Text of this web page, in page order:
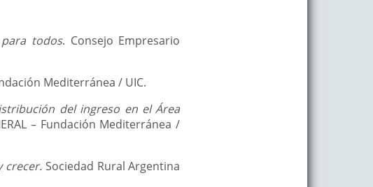
todos. Consejo Empresario
Mediterránea / UIC.
del ingreso en el Área
– Fundación Mediterránea /
crecer. Sociedad Rural Argentina